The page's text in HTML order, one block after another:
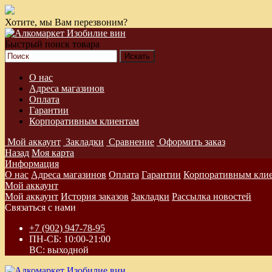
Хотите, мы Вам перезвоним?
Быстрый поиск товара
О нас
Адреса магазинов
Оплата
Гарантии
Корпоративным клиентам
Мой аккаунт Закладки Сравнение Оформить заказ
Назад Моя карта
Информация
О нас Адреса магазинов Оплата Гарантии Корпоративным
Мой аккаунт
Мой аккаунт История заказов Закладки Рассылка новостей
Связаться с нами
+7 (902) 947-78-95
ПН-СБ: 10:00-21:00
ВС: выходной